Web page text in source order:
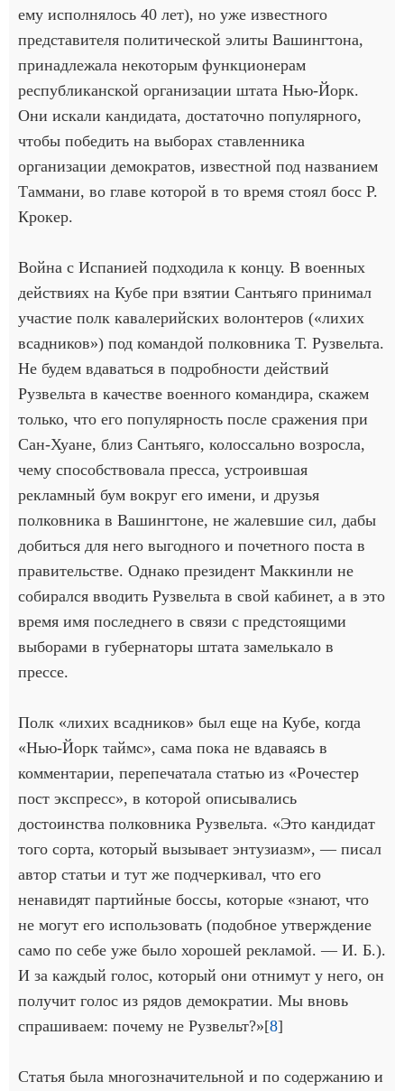
ему исполнялось 40 лет), но уже известного
представителя политической элиты Вашингтона,
принадлежала некоторым функционерам
республиканской организации штата Нью-Йорк.
Они искали кандидата, достаточно популярного,
чтобы победить на выборах ставленника
организации демократов, известной под названием
Таммани, во главе которой в то время стоял босс Р.
Крокер.
Война с Испанией подходила к концу. В военных
действиях на Кубе при взятии Сантьяго принимал
участие полк кавалерийских волонтеров («лихих
всадников») под командой полковника Т. Рузвельта.
Не будем вдаваться в подробности действий
Рузвельта в качестве военного командира, скажем
только, что его популярность после сражения при
Сан-Хуане, близ Сантьяго, колоссально возросла,
чему способствовала пресса, устроившая
рекламный бум вокруг его имени, и друзья
полковника в Вашингтоне, не жалевшие сил, дабы
добиться для него выгодного и почетного поста в
правительстве. Однако президент Маккинли не
собирался вводить Рузвельта в свой кабинет, а в это
время имя последнего в связи с предстоящими
выборами в губернаторы штата замелькало в
прессе.
Полк «лихих всадников» был еще на Кубе, когда
«Нью-Йорк таймс», сама пока не вдаваясь в
комментарии, перепечатала статью из «Рочестер
пост экспресс», в которой описывались
достоинства полковника Рузвельта. «Это кандидат
того сорта, который вызывает энтузиазм», — писал
автор статьи и тут же подчеркивал, что его
ненавидят партийные боссы, которые «знают, что
не могут его использовать (подобное утверждение
само по себе уже было хорошей рекламой. — И. Б.).
И за каждый голос, который они отнимут у него, он
получит голос из рядов демократии. Мы вновь
спрашиваем: почему не Рузвельт?»[8]
Статья была многозначительной и по содержанию и